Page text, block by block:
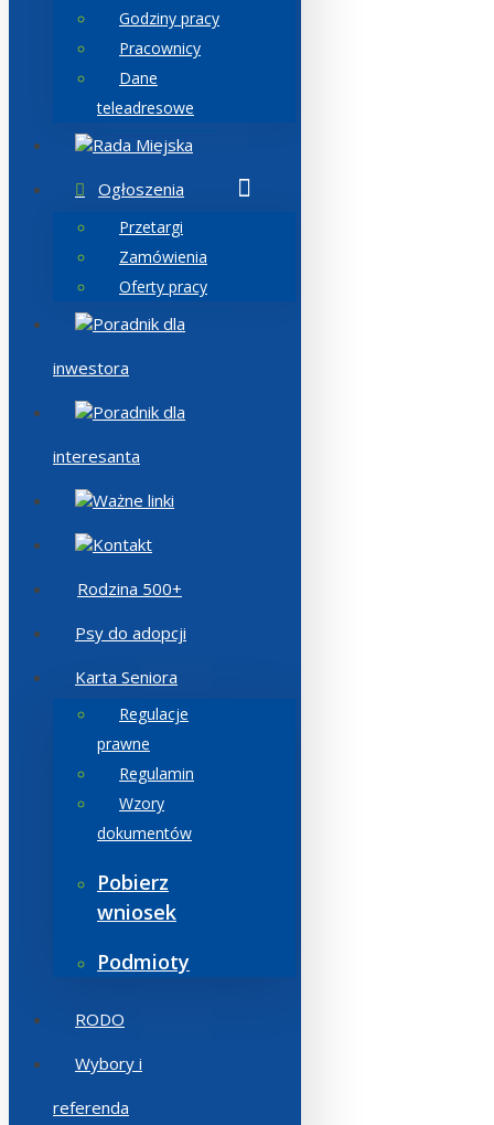
Godziny pracy
Pracownicy
Dane
teleadresowe
Rada Miejska
Ogłoszenia
Przetargi
Zamówienia
Oferty pracy
Poradnik dla
inwestora
Poradnik dla
interesanta
Ważne linki
Kontakt
Rodzina 500+
Psy do adopcji
Karta Seniora
Regulacje
prawne
Regulamin
Wzory
dokumentów
Pobierz
wniosek
Podmioty
RODO
Wybory i
referenda